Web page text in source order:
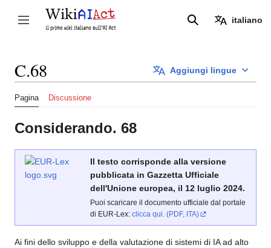
contenuto
Attiva/disattiva la barra laterale Ricerca italiano
Aggiungi lingue
C.68
Pagina Discussione
Considerando. 68
Il testo corrisponde alla versione
pubblicata in Gazzetta Ufficiale
dell'Unione europea, il 12 luglio 2024.
Puoi scaricare il documento ufficiale dal portale
di EUR-Lex: clicca qui. (PDF, ITA)
Ai fini dello sviluppo e della valutazione di sistemi di IA ad alto